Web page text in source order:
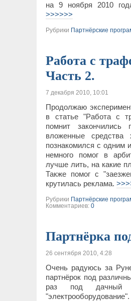
на 9 ноября 2010
>>>>>>
Рубрики Партнёрские
Работа с
Часть 2.
7 декабря 2010, 10:01
Продолжаю
в статье "Работа с
помнит
вложенные
познакомился с одним
немного помог в
лучше лить, на какие
Также помог с
крутилась реклама.
Рубрики Партнёрские
Комментариев:0
Партнёрка
26 сентября 2010, 4:28
Очень радуюсь за
партнёрок под
раз под дачный